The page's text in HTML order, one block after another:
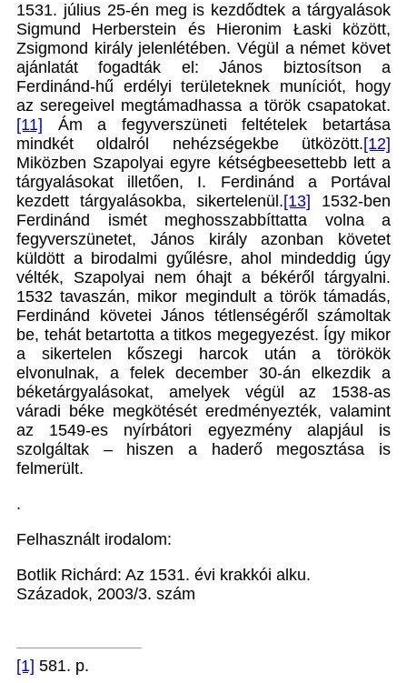
1531. július 25-én meg is kezdődtek a tárgyalások
Sigmund Herberstein és Hieronim Łaski között,
Zsigmond király jelenlétében. Végül a német követ
ajánlatát fogadták el: János biztosítson a
Ferdinánd-hű erdélyi területeknek muníciót, hogy
az seregeivel megtámadhassa a török csapatokat.
[11] Ám a fegyverszüneti feltételek betartása
mindkét oldalról nehézségekbe ütközött.[12]
Miközben Szapolyai egyre kétségbeesettebb lett a
tárgyalásokat illetően, I. Ferdinánd a Portával
kezdett tárgyalásokba, sikertelenül.[13]
1532-ben
Ferdinánd ismét meghosszabbíttatta volna a
fegyverszünetet, János király azonban követet
küldött a birodalmi gyűlésre, ahol mindeddig úgy
vélték, Szapolyai nem óhajt a békéről tárgyalni.
1532 tavaszán, mikor megindult a török támadás,
Ferdinánd követei János tétlenségéről számoltak
be, tehát betartotta a titkos megegyezést. Így mikor
a sikertelen kőszegi harcok után a törökök
elvonulnak, a felek december 30-án elkezdik a
béketárgyalásokat, amelyek végül az 1538-as
váradi béke megkötését eredményezték, valamint
az 1549-es nyírbátori egyezmény alapjául is
szolgáltak – hiszen a haderő megosztása is
felmerült.
.
Felhasznált irodalom:
Botlik Richárd: Az 1531. évi krakkói alku.
Századok, 2003/3. szám
[1] 581. p.